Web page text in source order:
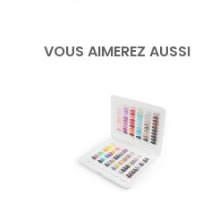
VOUS AIMEREZ AUSSI